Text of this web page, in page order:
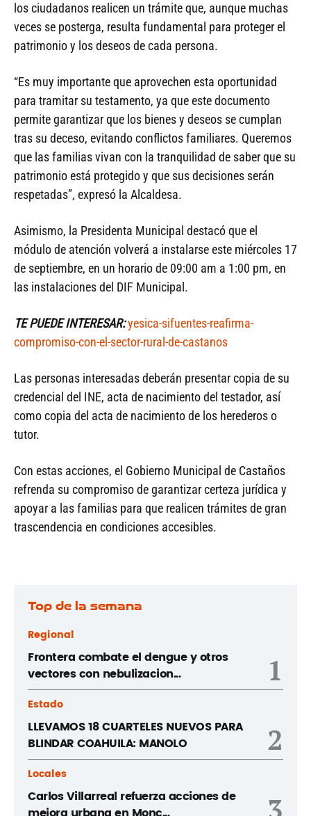
los ciudadanos realicen un trámite que, aunque muchas
veces se posterga, resulta fundamental para proteger el
patrimonio y los deseos de cada persona.
“Es muy importante que aprovechen esta oportunidad
para tramitar su testamento, ya que este documento
permite garantizar que los bienes y deseos se cumplan
tras su deceso, evitando conflictos familiares. Queremos
que las familias vivan con la tranquilidad de saber que su
patrimonio está protegido y que sus decisiones serán
respetadas”, expresó la Alcaldesa.
Asimismo, la Presidenta Municipal destacó que el
módulo de atención volverá a instalarse este miércoles 17
de septiembre, en un horario de 09:00 am a 1:00 pm, en
las instalaciones del DIF Municipal.
TE PUEDE INTERESAR:yesica-sifuentes-reafirma-
compromiso-con-el-sector-rural-de-castanos
Las personas interesadas deberán presentar copia de su
credencial del INE, acta de nacimiento del testador, así
como copia del acta de nacimiento de los herederos o
tutor.
Con estas acciones, el Gobierno Municipal de Castaños
refrenda su compromiso de garantizar certeza jurídica y
apoyar a las familias para que realicen trámites de gran
trascendencia en condiciones accesibles.
Top de la semana
Regional
Frontera combate el dengue y otros
vectores con nebulizacion...
1
Estado
LLEVAMOS 18 CUARTELES NUEVOS PARA
BLINDAR COAHUILA: MANOLO
2
Locales
Carlos Villarreal refuerza acciones de